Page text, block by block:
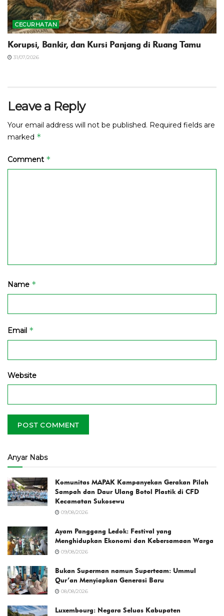
CECURHATAN
Korupsi, Bankir, dan Kursi Panjang di Ruang Tamu
31/07/2026
Leave a Reply
Your email address will not be published. Required fields are
marked *
Comment *
Name *
Email *
Website
Anyar Nabs
Komunitas MAPAK Kampanyekan Gerakan Pilah
Sampah dan Daur Ulang Botol Plastik di CFD
Kecamatan Sukosewu
09/08/2026
Ayam Panggang Ledok: Festival yang
Menghidupkan Ekonomi dan Kebersamaan Warga
09/08/2026
Bukan Superman namun Superteam: Ummul
Qur’an Menyiapkan Generasi Baru
08/08/2026
Luxembourg: Negara Seluas Kabupaten